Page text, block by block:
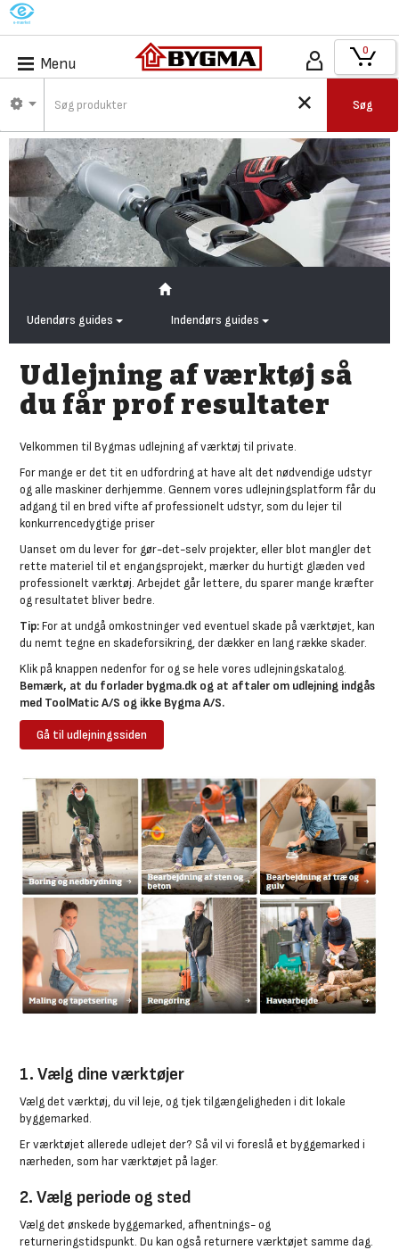
M
Menu
Søg
0
Udendørs guides Indendørs guides
Udlejning af værktøj så
du får prof resultater
Velkommen til Bygmas udlejning af værktøj til private.
For mange er det tit en udfordring at have alt det nødvendige udstyr
og alle maskiner derhjemme. Gennem vores udlejningsplatform får du
adgang til en bred vifte af professionelt udstyr, som du lejer til
konkurrencedygtige priser
Uanset om du lever for gør-det-selv projekter, eller blot mangler det
rette materiel til et engangsprojekt, mærker du hurtigt glæden ved
professionelt værktøj. Arbejdet går lettere, du sparer mange kræfter
og resultatet bliver bedre.
Tip:For at undgå omkostninger ved eventuel skade på værktøjet, kan
du nemt tegne en skadeforsikring, der dækker en lang række skader.
Klik på knappen nedenfor for og se hele vores udlejningskatalog.
Bemærk, at du forlader bygma.dk og at aftaler om udlejning indgås
med ToolMatic A/S og ikke Bygma A/S.
Gå til udlejningssiden
1. Vælg dine værktøjer
Vælg det værktøj, du vil leje, og tjek tilgængeligheden i dit lokale
byggemarked.
Er værktøjet allerede udlejet der? Så vil vi foreslå et byggemarked i
nærheden, som har værktøjet på lager.
2. Vælg periode og sted
Vælg det ønskede byggemarked, afhentnings- og
returneringstidspunkt. Du kan også returnere værktøjet samme dag.